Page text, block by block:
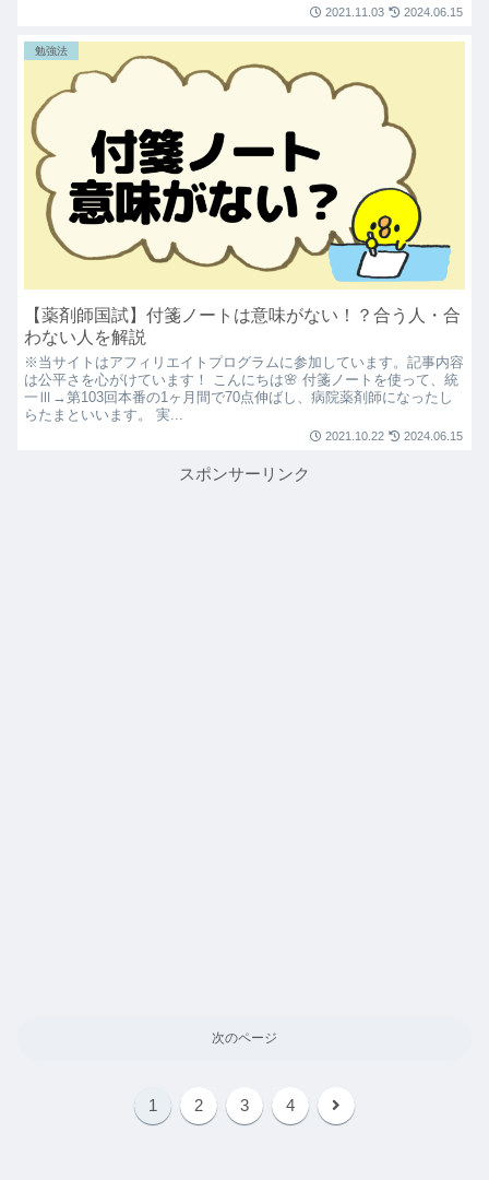
2021.11.03 2024.06.15
勉強法
【薬剤師国試】付箋ノートは意味がない！？合う人・合
わない人を解説
※当サイトはアフィリエイトプログラムに参加しています。記事内容
は公平さを心がけています！ こんにちは🌸 付箋ノートを使って、統
一Ⅲ→第103回本番の1ヶ月間で70点伸ばし、病院薬剤師になったし
らたまといいます。 実...
2021.10.22 2024.06.15
スポンサーリンク
次のページ
1 2 3 4